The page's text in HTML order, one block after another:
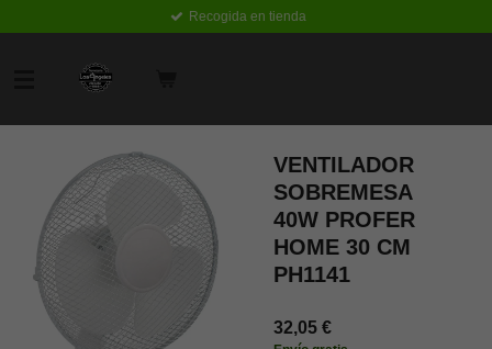
Recogida en tienda
VENTILADOR
SOBREMESA
40W PROFER
HOME 30 CM
PH1141
32,05 €